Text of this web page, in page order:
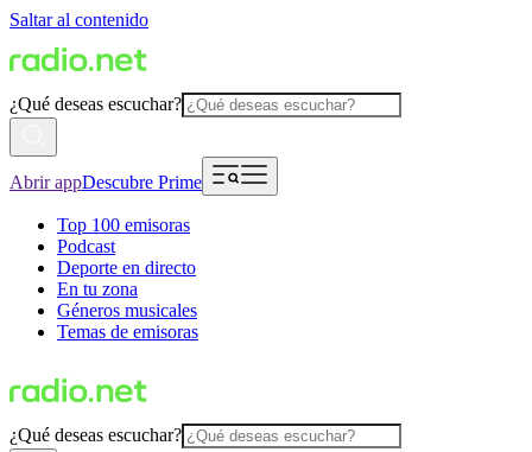
Saltar al contenido
¿Qué deseas escuchar?
Abrir appDescubre Prime
Top 100 emisoras
Podcast
Deporte en directo
En tu zona
Géneros musicales
Temas de emisoras
¿Qué deseas escuchar?